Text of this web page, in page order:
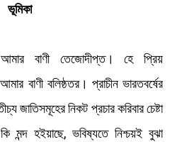
ভূমিকা
বাণী তেজোদীপ্ত। হে প্রিয়
বাণী বলিষ্ঠতর। প্রাচীন ভারতবর্ষের
জাতিসমূহের নিকট প্রচার করিবার চেষ্টা
মন্দ হইয়াছে, ভবিষ্যতে নিশ্চয়ই বুঝা